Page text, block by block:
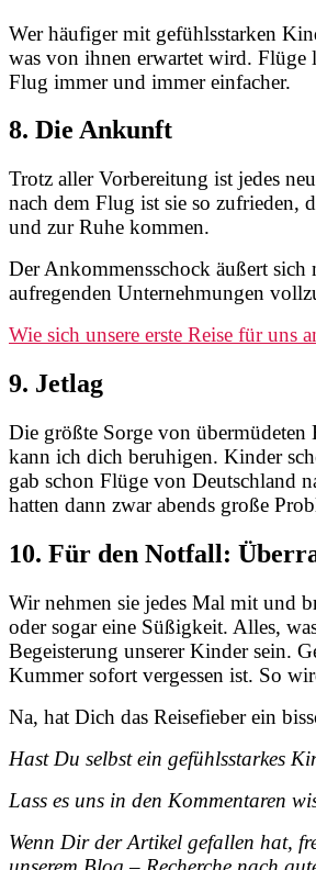
Wer häufiger mit gefühlsstarken
was von ihnen erwartet wird. Flüge
Flug immer und immer einfacher.
8. Die Ankunft
Trotz aller Vorbereitung ist jedes
nach dem Flug ist sie so zufrieden,
und zur Ruhe kommen.
Der Ankommensschock äußert
aufregenden Unternehmungen
Wie sich unsere erste Reise für uns
9. Jetlag
Die größte Sorge von übermüdeten
kann ich dich beruhigen. Kinder
gab schon Flüge von Deutschland
hatten dann zwar abends große
10. Für den Notfall:
Wir nehmen sie jedes Mal mit und
oder sogar eine Süßigkeit. Alles,
Begeisterung unserer Kinder sein.
Kummer sofort vergessen ist. So
Na, hat Dich das Reisefieber ein
Hast Du selbst ein gefühlsstarkes
Lass es uns in den Kommentaren
Wenn Dir der Artikel gefallen hat,